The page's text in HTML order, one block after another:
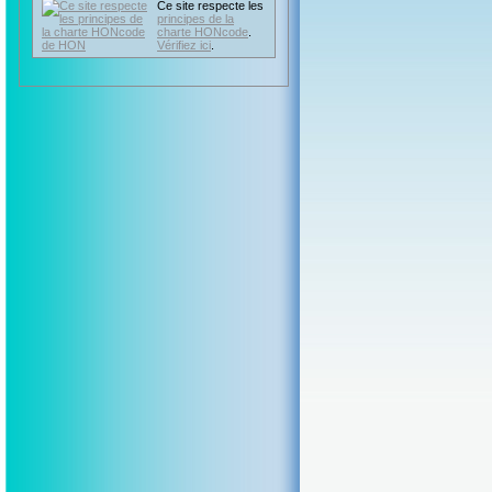
Ce site respecte les
principes de la
charte HONcode
Vérifiez ici